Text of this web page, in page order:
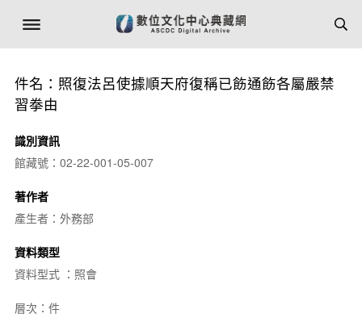
件名：照復法呂使據順天府復稱已飭通飭各屬嚴禁
習拳由
識別資訊
館藏號：02-22-001-05-007
著作者
產生者：外務部
資料類型
資料型式 ：照會
層次：件